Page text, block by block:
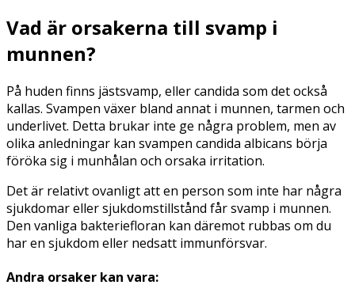
Vad är orsakerna till svamp i
munnen?
På huden finns jästsvamp, eller candida som det också
kallas. Svampen växer bland annat i munnen, tarmen och
underlivet. Detta brukar inte ge några problem, men av
olika anledningar kan svampen candida albicans börja
föröka sig i munhålan och orsaka irritation.
Det är relativt ovanligt att en person som inte har några
sjukdomar eller sjukdomstillstånd får svamp i munnen.
Den vanliga bakteriefloran kan däremot rubbas om du
har en sjukdom eller nedsatt immunförsvar.
Andra orsaker kan vara: